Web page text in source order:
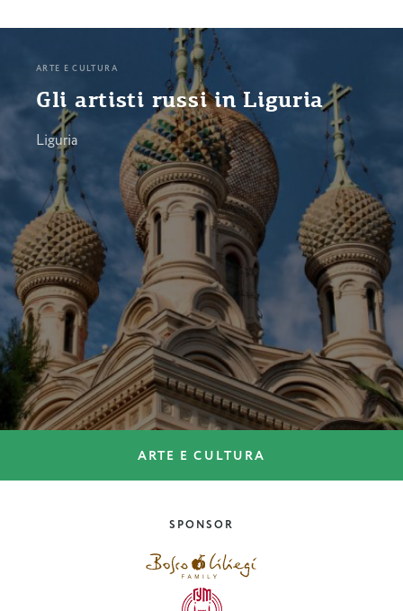
ARTE E CULTURA
Gli artisti russi in Liguria
Liguria
ARTE E CULTURA
SPONSOR